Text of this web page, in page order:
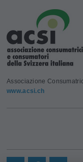
Associazione
www.acsi.ch